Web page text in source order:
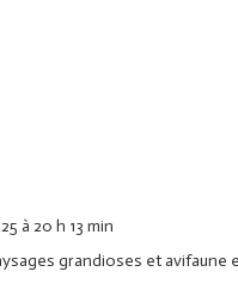
à 20 h 13 min
grandioses et avifaune